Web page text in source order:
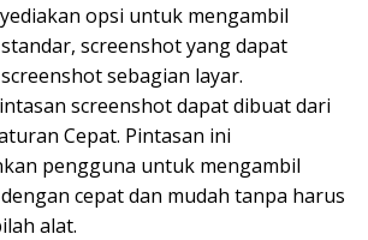
opsi untuk mengambil
screenshot yang dapat
sebagian layar.
screenshot dapat dibuat dari
Cepat. Pintasan ini
pengguna untuk mengambil
cepat dan mudah tanpa harus
alat.